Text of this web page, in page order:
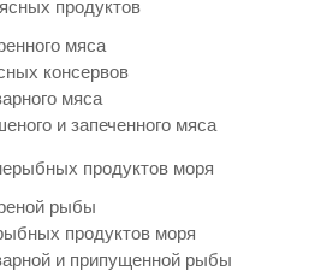
продуктов
мяса
консервов
мяса
и запеченного мяса
продуктов моря
рыбы
продуктов моря
и припущенной рыбы